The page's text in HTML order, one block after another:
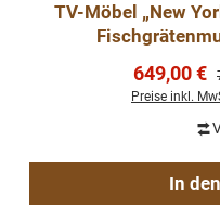
TV-Möbel „New
649,00 €
Preise inkl.
In